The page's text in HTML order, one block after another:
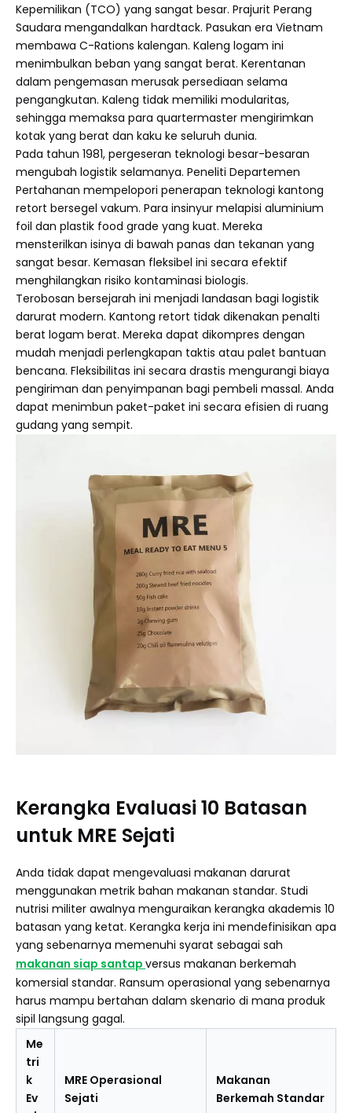
Kepemilikan (TCO) yang sangat besar. Prajurit Perang
Saudara mengandalkan hardtack. Pasukan era Vietnam
membawa C-Rations kalengan. Kaleng logam ini
menimbulkan beban yang sangat berat. Kerentanan
dalam pengemasan merusak persediaan selama
pengangkutan. Kaleng tidak memiliki modularitas,
sehingga memaksa para quartermaster mengirimkan
kotak yang berat dan kaku ke seluruh dunia.
Pada tahun 1981, pergeseran teknologi besar-besaran
mengubah logistik selamanya. Peneliti Departemen
Pertahanan mempelopori penerapan teknologi kantong
retort bersegel vakum. Para insinyur melapisi aluminium
foil dan plastik food grade yang kuat. Mereka
mensterilkan isinya di bawah panas dan tekanan yang
sangat besar. Kemasan fleksibel ini secara efektif
menghilangkan risiko kontaminasi biologis.
Terobosan bersejarah ini menjadi landasan bagi logistik
darurat modern. Kantong retort tidak dikenakan penalti
berat logam berat. Mereka dapat dikompres dengan
mudah menjadi perlengkapan taktis atau palet bantuan
bencana. Fleksibilitas ini secara drastis mengurangi biaya
pengiriman dan penyimpanan bagi pembeli massal. Anda
dapat menimbun paket-paket ini secara efisien di ruang
gudang yang sempit.
Kerangka Evaluasi 10 Batasan
untuk MRE Sejati
Anda tidak dapat mengevaluasi makanan darurat
menggunakan metrik bahan makanan standar. Studi
nutrisi militer awalnya menguraikan kerangka akademis 10
batasan yang ketat. Kerangka kerja ini mendefinisikan apa
yang sebenarnya memenuhi syarat sebagai sah
makanan siap santap versus makanan berkemah
komersial standar. Ransum operasional yang sebenarnya
harus mampu bertahan dalam skenario di mana produk
sipil langsung gagal.
Me
tri
k
Ev
MRE Operasional
Sejati
Makanan
Berkemah Standar